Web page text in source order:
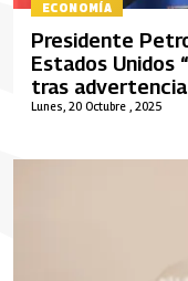
ECONOMÍA
Lunes, 20 Octubre , 2025
Presidente
Estados Unidos
tras
bilateral